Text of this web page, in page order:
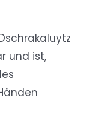
und ist,